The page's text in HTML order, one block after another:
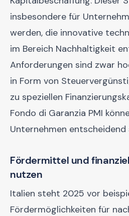
insbesondere für
werden, die innovative
im Bereich Nachhaltigkeit
Anforderungen sind zwar
in Form von
zu speziellen
Fondo di Garanzia PMI
Unternehmen entscheidend
Fördermittel und
nutzen
Italien steht 2025 vor
Fördermöglichkeiten für